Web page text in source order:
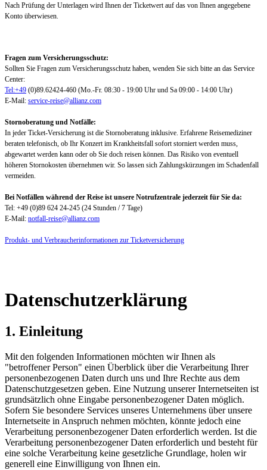
Nach Prüfung der Unterlagen wird Ihnen der Ticketwert auf das von Ihnen angegebene
Konto überwiesen.
Fragen zum Versicherungsschutz:
Sollten Sie Fragen zum Versicherungsschutz haben, wenden Sie sich bitte an das Service
Center:
Tel:+49 (0)89.62424-460 (Mo.-Fr. 08:30 - 19:00 Uhr und Sa 09:00 - 14:00 Uhr)
E-Mail: service-reise@allianz.com
Stornoberatung und Notfälle:
In jeder Ticket-Versicherung ist die Stornoberatung inklusive. Erfahrene Reisemediziner
beraten telefonisch, ob Ihr Konzert im Krankheitsfall sofort storniert werden muss,
abgewartet werden kann oder ob Sie doch reisen können. Das Risiko von eventuell
höheren Stornokosten übernehmen wir. So lassen sich Zahlungskürzungen im Schadenfall
vermeiden.
Bei Notfällen während der Reise ist unsere Notrufzentrale jederzeit für Sie da:
Tel: +49 (0)89 624 24-245 (24 Stunden / 7 Tage)
E-Mail: notfall-reise@allianz.com
Produkt- und Verbraucherinformationen zur Ticketversicherung
Datenschutzerklärung
1. Einleitung
Mit den folgenden Informationen möchten wir Ihnen als
"betroffener Person" einen Überblick über die Verarbeitung Ihrer
personenbezogenen Daten durch uns und Ihre Rechte aus dem
Datenschutzgesetzen geben. Eine Nutzung unserer Internetseiten ist
grundsätzlich ohne Eingabe personenbezogener Daten möglich.
Sofern Sie besondere Services unseres Unternehmens über unsere
Internetseite in Anspruch nehmen möchten, könnte jedoch eine
Verarbeitung personenbezogener Daten erforderlich werden. Ist die
Verarbeitung personenbezogener Daten erforderlich und besteht für
eine solche Verarbeitung keine gesetzliche Grundlage, holen wir
generell eine Einwilligung von Ihnen ein.